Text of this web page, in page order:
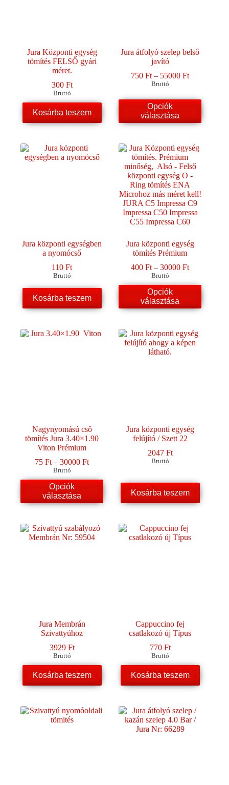
Jura Központi egység
tömítés FELSŐ gyári
méret.
300 Ft
Bruttó
Kosárba teszem
Jura átfolyó szelep belső
javító
750Ft – 55000Ft
55000 Ft
Bruttó
Opciók
választása
Ennek
a
terméknek
van.
A
változatok
a
termékoldalon
választhatók
ki
Jura központi egységben
a nyomócső
110Ft
Bruttó
Kosárba teszem
Jura központi egység
tömítés Prémium
400Ft – 30000Ft
-
Bruttó
Opciók
választása
Ennek
a
terméknek
van.
A
változatok
Nagynyomású cső
tömítés Jura 3.40×1.90
Viton Prémium
75Ft – 30000FtÁrtartomány:
-
Bruttó
Opciók
választása
Ennek
a
terméknek
van.
A
Jura központi egység
felújító / Szett 22
2047 Ft
Bruttó
Kosárba teszem
Jura Membrán
Szivattyúhoz
3929 Ft
Bruttó
Kosárba teszem
Cappuccino fej
csatlakozó új Típus
770 Ft
Bruttó
Kosárba teszem